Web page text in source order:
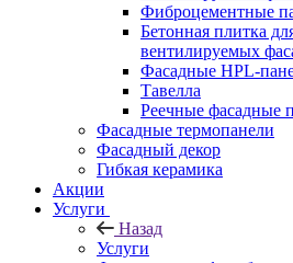
Фиброцементные
Бетонная плитка
вентилируемых
Фасадные HPL-
Тавелла
Реечные фасадные
Фасадные термопанели
Фасадный декор
Гибкая керамика
Акции
Услуги
Назад
Услуги